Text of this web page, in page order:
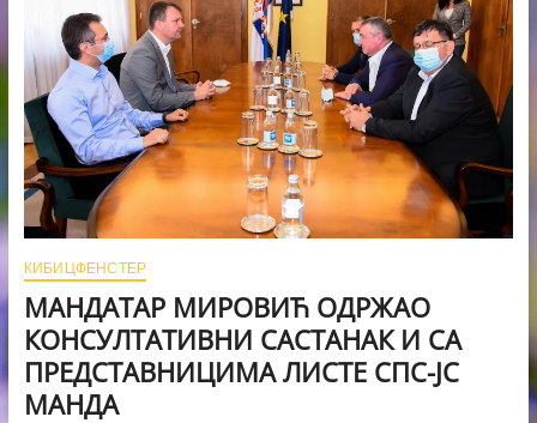
КИБИЦФЕНСТЕР
МАНДАТАР MИРОВИЋ ОДРЖАО
КОНСУЛТАТИВНИ САСТАНАК И СА
ПРЕДСТАВНИЦИМА ЛИСТЕ СПС-ЈС
МАНДА